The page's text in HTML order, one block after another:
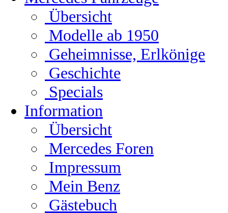
Übersicht
Modelle ab 1950
Geheimnisse, Erlkönige
Geschichte
Specials
Information
Übersicht
Mercedes Foren
Impressum
Mein Benz
Gästebuch